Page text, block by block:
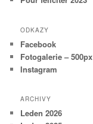
ODKAZY
Facebook
Fotogalerie – 500px
Instagram
ARCHIVY
Leden 2026